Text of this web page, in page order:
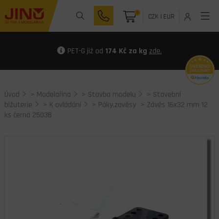
0 CZK| EUR
PET-G již od 174 Kč za kg zde.
Úvod > Modelařina > Stavba modelu > Stavební
bižuterie
> K ovládání > Páky,zavěsy > Závěs 16x32 mm 12
ks černá 2503B